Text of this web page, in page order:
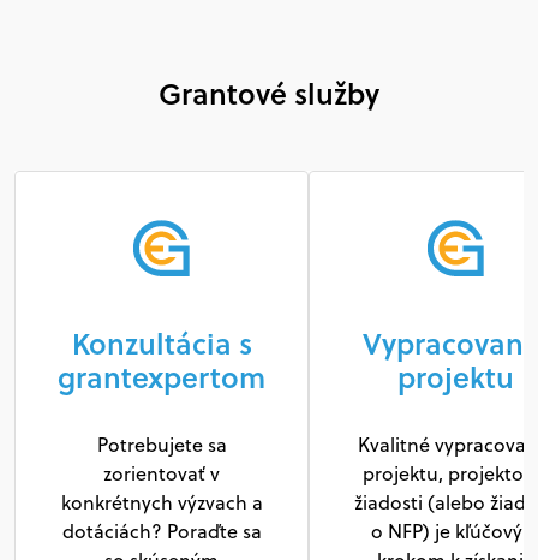
Grantové služby
Konzultácia s
grantexpertom
Potrebujete sa
zorientovať v
konkrétnych výzvach a
dotáciách? Poraďte sa
projektu
Kvalitné
projektu,
žiadosti (alebo
o NFP) je